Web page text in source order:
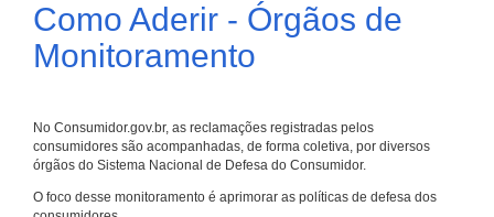
Como Aderir - Órgãos de
Monitoramento
No Consumidor.gov.br, as reclamações registradas pelos
consumidores são acompanhadas, de forma coletiva, por diversos
órgãos do Sistema Nacional de Defesa do Consumidor.
O foco desse monitoramento é aprimorar as políticas de defesa dos